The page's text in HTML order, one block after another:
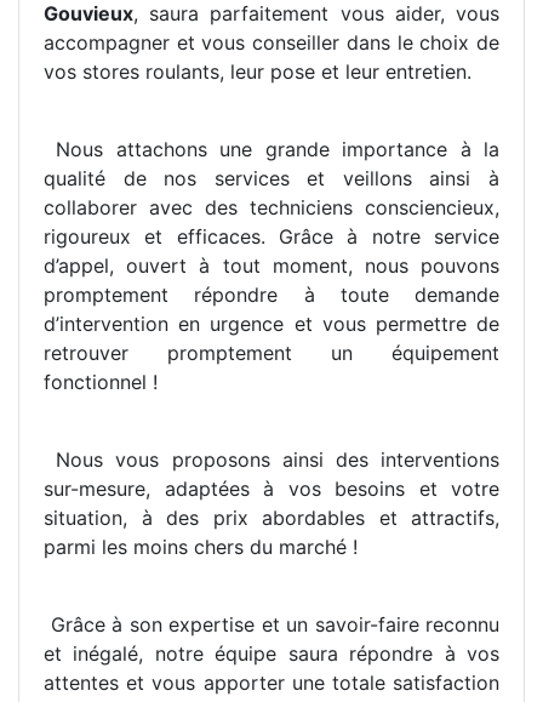
Gouvieux, saura parfaitement vous aider, vous
accompagner et vous conseiller dans le choix de
vos stores roulants, leur pose et leur entretien.
Nous attachons une grande importance à la
qualité de nos services et veillons ainsi à
collaborer avec des techniciens consciencieux,
rigoureux et efficaces. Grâce à notre service
d’appel, ouvert à tout moment, nous pouvons
promptement répondre à toute demande
d’intervention en urgence et vous permettre de
retrouver promptement un équipement
fonctionnel !
Nous vous proposons ainsi des interventions
sur-mesure, adaptées à vos besoins et votre
situation, à des prix abordables et attractifs,
parmi les moins chers du marché !
Grâce à son expertise et un savoir-faire reconnu
et inégalé, notre équipe saura répondre à vos
attentes et vous apporter une totale satisfaction